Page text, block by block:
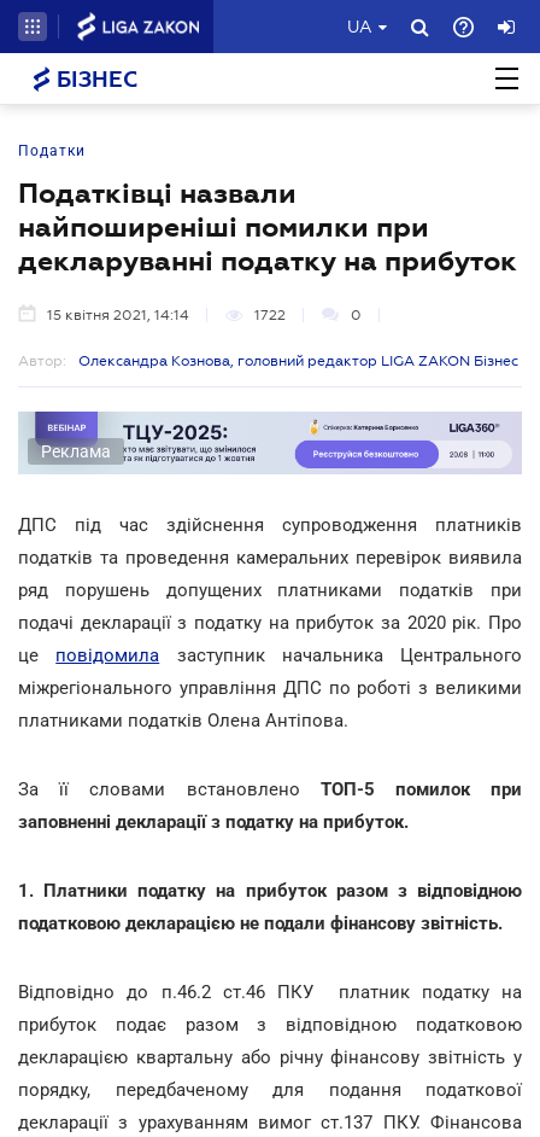
UA
БІЗНЕС
Податки
Податківці назвали
найпоширеніші помилки при
декларуванні податку на прибуток
15 квітня 2021, 14:14 1722 0
Автор: Олександра Кознова, головний редактор LIGA ZAKON Бізнес
Реклама
ДПС під час здійснення супроводження платників
податків та проведення камеральних перевірок виявила
ряд порушень допущених платниками податків при
подачі декларації з податку на прибуток за 2020 рік. Про
це повідомила заступник начальника Центрального
міжрегіонального управління ДПС по роботі з великими
платниками податків Олена Антіпова.
За її словами встановлено ТОП-5 помилок при
заповненні декларації з податку на прибуток.
1. Платники податку на прибуток разом з відповідною
податковою декларацією не подали фінансову звітність.
Відповідно до п.46.2 ст.46 ПКУ платник податку на
прибуток подає разом з відповідною податковою
декларацією квартальну або річну фінансову звітність у
порядку, передбаченому для подання податкової
декларації з урахуванням вимог ст.137 ПКУ. Фінансова